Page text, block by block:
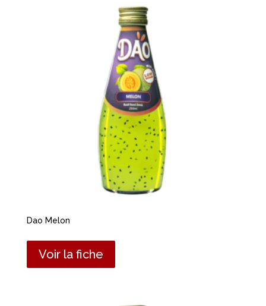
Dao Melon
Voir la fiche